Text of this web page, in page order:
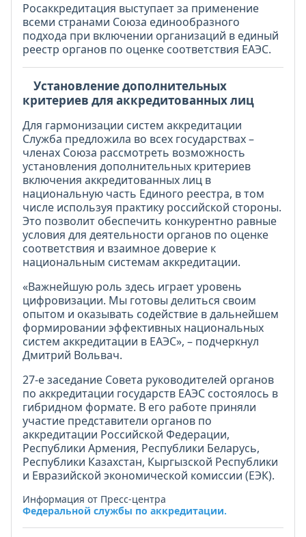
Росаккредитация выступает за применение
всеми странами Союза единообразного
подхода при включении организаций в единый
реестр органов по оценке соответствия ЕАЭС.
Установление дополнительных
критериев для аккредитованных лиц
Для гармонизации систем аккредитации
Служба предложила во всех государствах –
членах Союза рассмотреть возможность
установления дополнительных критериев
включения аккредитованных лиц в
национальную часть Единого реестра, в том
числе используя практику российской стороны.
Это позволит обеспечить конкурентно равные
условия для деятельности органов по оценке
соответствия и взаимное доверие к
национальным системам аккредитации.
«Важнейшую роль здесь играет уровень
цифровизации. Мы готовы делиться своим
опытом и оказывать содействие в дальнейшем
формировании эффективных национальных
систем аккредитации в ЕАЭС», – подчеркнул
Дмитрий Вольвач.
27-е заседание Совета руководителей органов
по аккредитации государств ЕАЭС состоялось в
гибридном формате. В его работе приняли
участие представители органов по
аккредитации Российской Федерации,
Республики Армения, Республики Беларусь,
Республики Казахстан, Кыргызской Республики
и Евразийской экономической комиссии (ЕЭК).
Информация от Пресс-центра
Федеральной службы по аккредитации.